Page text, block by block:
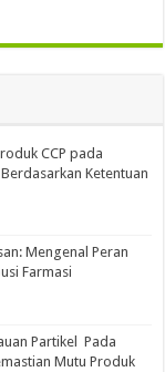
CCP pada
Ketentuan
Mengenal Peran
Farmasi
Partikel Pada
Mutu Produk